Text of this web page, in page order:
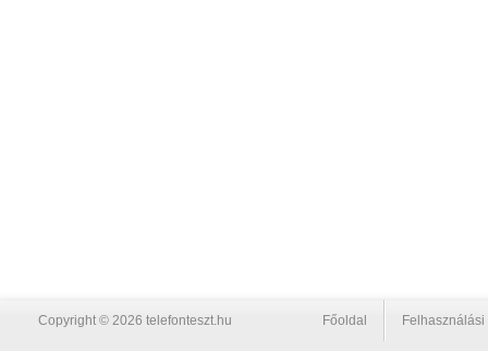
Copyright © 2026 telefonteszt.hu Főoldal